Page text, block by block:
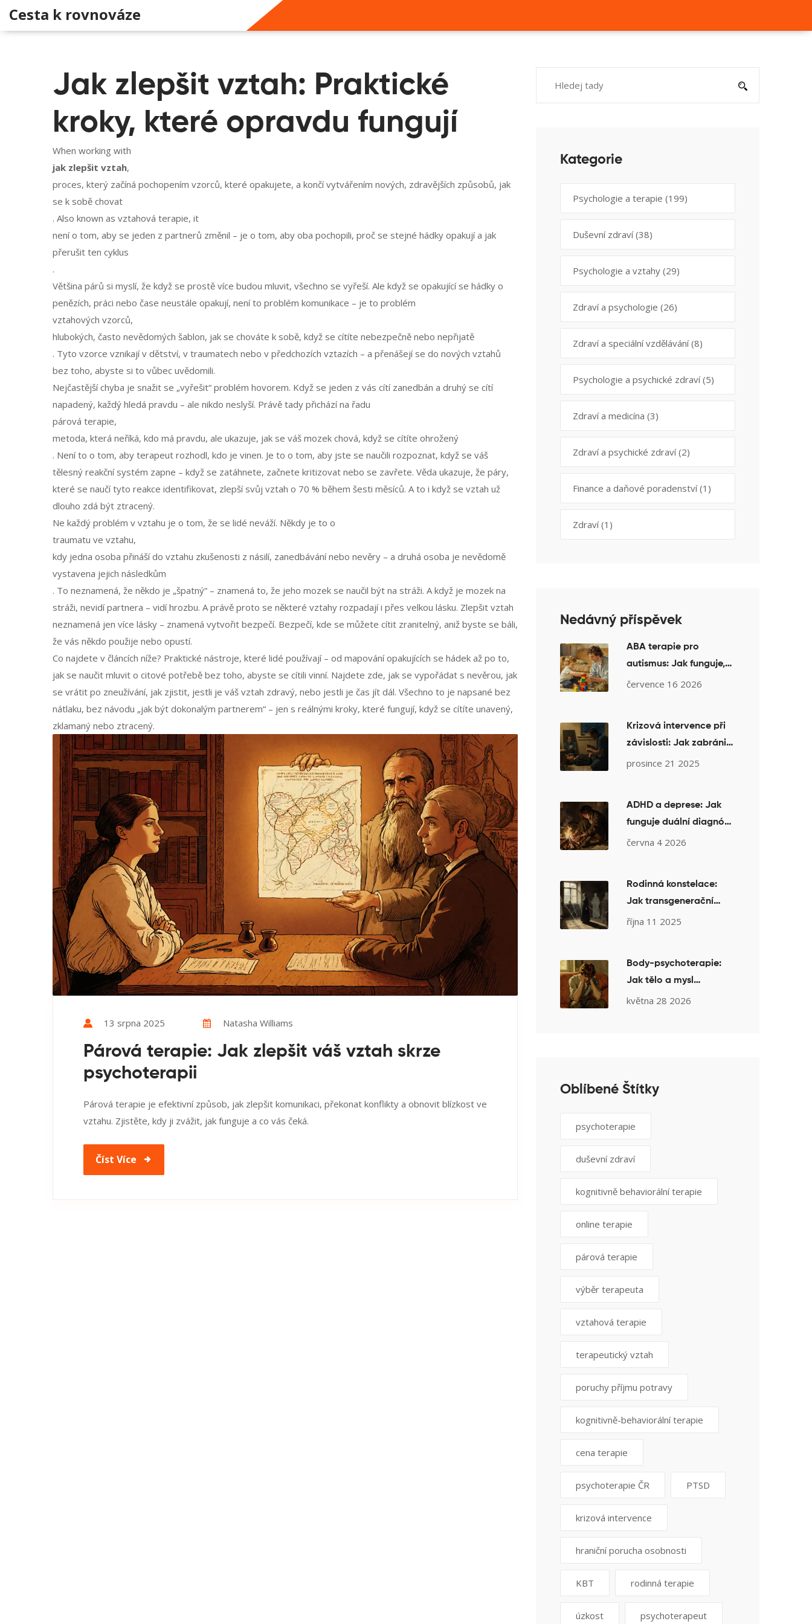
Cesta k rovnováze
Jak zlepšit vztah: Praktické
kroky, které opravdu fungují
When working with
jak zlepšit vztah,
proces, který začíná pochopením vzorců, které opakujete, a končí vytvářením nových, zdravějších způsobů, jak
se k sobě chovat
. Also known as vztahová terapie, it
není o tom, aby se jeden z partnerů změnil – je o tom, aby oba pochopili, proč se stejné hádky opakují a jak
přerušit ten cyklus
.
Většina párů si myslí, že když se prostě více budou mluvit, všechno se vyřeší. Ale když se opakující se hádky o
penězích, práci nebo čase neustále opakují, není to problém komunikace – je to problém
vztahových vzorců,
hlubokých, často nevědomých šablon, jak se chováte k sobě, když se cítíte nebezpečně nebo nepřijatě
. Tyto vzorce vznikají v dětství, v traumatech nebo v předchozích vztazích – a přenášejí se do nových vztahů
bez toho, abyste si to vůbec uvědomili.
Nejčastější chyba je snažit se „vyřešit“ problém hovorem. Když se jeden z vás cítí zanedbán a druhý se cítí
napadený, každý hledá pravdu – ale nikdo neslyší. Právě tady přichází na řadu
párová terapie,
metoda, která neříká, kdo má pravdu, ale ukazuje, jak se váš mozek chová, když se cítíte ohrožený
. Není to o tom, aby terapeut rozhodl, kdo je vinen. Je to o tom, aby jste se naučili rozpoznat, když se váš
tělesný reakční systém zapne – když se zatáhnete, začnete kritizovat nebo se zavřete. Věda ukazuje, že páry,
které se naučí tyto reakce identifikovat, zlepší svůj vztah o 70 % během šesti měsíců. A to i když se vztah už
dlouho zdá být ztracený.
Ne každý problém v vztahu je o tom, že se lidé neváží. Někdy je to o
traumatu ve vztahu,
kdy jedna osoba přináší do vztahu zkušenosti z násilí, zanedbávání nebo nevěry – a druhá osoba je nevědomě
vystavena jejich následkům
. To neznamená, že někdo je „špatný“ – znamená to, že jeho mozek se naučil být na stráži. A když je mozek na
stráži, nevidí partnera – vidí hrozbu. A právě proto se některé vztahy rozpadají i přes velkou lásku. Zlepšit vztah
neznamená jen více lásky – znamená vytvořit bezpečí. Bezpečí, kde se můžete cítit zranitelný, aniž byste se báli,
že vás někdo použije nebo opustí.
Co najdete v článcích níže? Praktické nástroje, které lidé používají – od mapování opakujících se hádek až po to,
jak se naučit mluvit o citové potřebě bez toho, abyste se cítili vinní. Najdete zde, jak se vypořádat s nevěrou, jak
se vrátit po zneužívání, jak zjistit, jestli je váš vztah zdravý, nebo jestli je čas jít dál. Všechno to je napsané bez
nátlaku, bez návodu „jak být dokonalým partnerem“ – jen s reálnými kroky, které fungují, když se cítíte unavený,
zklamaný nebo ztracený.
13 srpna 2025 Natasha Williams
Párová terapie: Jak zlepšit váš vztah skrze
psychoterapii
Párová terapie je efektivní způsob, jak zlepšit komunikaci, překonat konflikty a obnovit blízkost ve
vztahu. Zjistěte, kdy ji zvážit, jak funguje a co vás čeká.
Číst Více
Kategorie
Psychologie a terapie (199)
Duševní zdraví(38)
Psychologie a vztahy (29)
Zdraví a psychologie (26)
Zdraví a speciální vzdělávání(8)
Psychologie a psychické zdraví(5)
Zdraví a medicína (3)
Zdraví a psychické zdraví(2)
Finance a daňové poradenství(1)
Zdraví(1)
Nedávný příspěvek
ABA terapie pro
autismus: Jak funguje,
co přináší a na co si dát
července 16 2026
Krizová intervence při
závislosti: Jak zabránit
návratu k užívání a
prosince 21 2025
ADHD a deprese: Jak
funguje duální diagnóza
a proč kombinovaná
června 4 2026
Rodinná konstelace:
Jak transgenerační
vzorce ovlivňují vaše
října 11 2025
Body-psychoterapie:
Jak tělo a mysl
spolupracují v
května 28 2026
Oblíbené Štítky
psychoterapie
duševní zdraví
kognitivně behaviorální terapie
online terapie
párová terapie
výběr terapeuta
vztahová terapie
terapeutický vztah
poruchy příjmu potravy
kognitivně-behaviorální terapie
cena terapie
psychoterapie ČR PTSD
krizová intervence
hraniční porucha osobnosti
KBT rodinná terapie
úzkost psychoterapeut